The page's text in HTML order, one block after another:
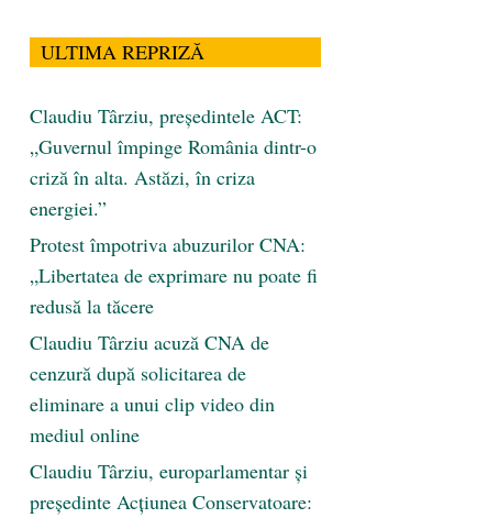
ULTIMA REPRIZĂ
Claudiu Târziu, președintele ACT:
„Guvernul împinge România dintr-o
criză în alta. Astăzi, în criza
energiei.”
Protest împotriva abuzurilor CNA:
„Libertatea de exprimare nu poate fi
redusă la tăcere
Claudiu Târziu acuză CNA de
cenzură după solicitarea de
eliminare a unui clip video din
mediul online
Claudiu Târziu, europarlamentar și
președinte Acțiunea Conservatoare: